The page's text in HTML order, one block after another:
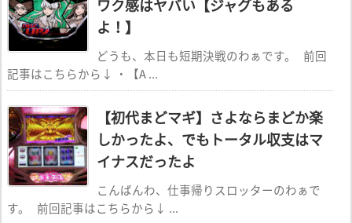
ワク感はヤバい【ジャグもある
よ！】
どうも、本日も短期決戦のわぁです。 前回
記事はこちらから↓ ・【A ...
【初代まどマギ】さよならまどか楽
しかったよ、でもトータル収支はマ
イナスだったよ
こんばんわ、仕事帰りスロッターのわぁで
す。 前回記事はこちらから↓ ...